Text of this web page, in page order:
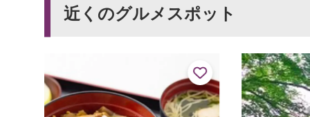
近くのグルメスポット